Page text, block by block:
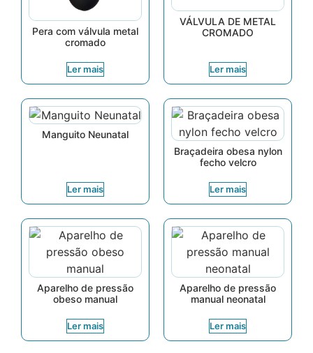
Pera com válvula metal
cromado
Ler mais
VÁLVULA DE METAL
CROMADO
Ler mais
Manguito Neunatal
Ler mais
Braçadeira obesa nylon
fecho velcro
Ler mais
Aparelho de pressão
obeso manual
Ler mais
Aparelho de pressão
manual neonatal
Ler mais